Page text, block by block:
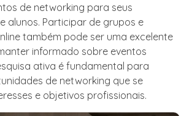
de networking para seus
alunos. Participar de grupos e
também pode ser uma excelente
informado sobre eventos
ativa é fundamental para
de networking que se
e objetivos profissionais.